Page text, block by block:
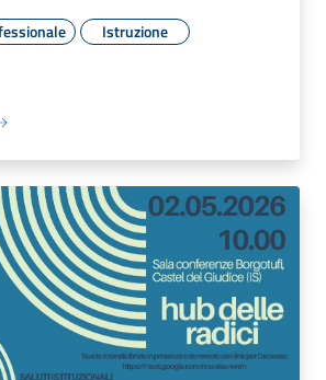
Istruzione